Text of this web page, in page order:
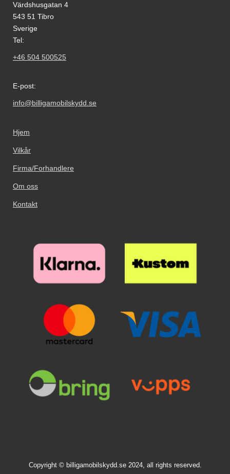
Värdshusgatan 4
543 51 Tibro
Sverige
Tel:
+46 504 500525
E-post:
info@billigamobilskydd.se
Hjem
Vilkår
Firma/Forhandlere
Om oss
Kontakt
Copyright © billigamobilskydd.se 2024, all rights reserved.